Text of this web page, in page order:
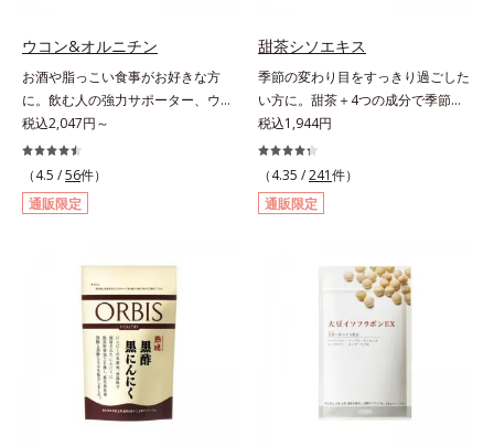
ることにより特有臭を軽減。粒も小
さくなっています。年齢を重ねても
ハツラツと歩きたい方、よくスポー
ツをする方にもおすすめです。ふし
ぶしが気になったら、軟骨成分に注
目し、毎日に摂り入れて快適に過ご
してみませんか。
ウコン&オルニチン
お酒や脂っこい食事がお好きな方
に。飲む人の強力サポーター、ウコ
ンの中でも特有成分「クルクミン」
を豊富に含む秋ウコンを使用しまし
た。2粒で60mｇも摂れるので、翌
日も朝からさわやかに活動できま
す。さらに、ウコンと並んで飲む人
「オルニチン」を配合しました。し
じみ約200個分*相当のオルニチン
が、アルギニン、シトルリンととも
に働いて、内側からの立ち直りをし
っかりサポートします。お酒や脂っ
こい食事をした翌日の体調を整えた
い方におすすめのサプリメントで
す。＊オルビス調べ
税込2,047円～
（4.5 /56件）
通販限定
甜茶シソエキス
季節の変わり目をすっきり過ごした
い方に。甜茶＋4つの成分で季節に
負けない健康づくりを。GODポリ
フェノールを含むバラ科の甜茶に加
え、3種の植物成分（シソ種子エキ
ス、シジュウムグァバエキス、黄杞
葉エキス）とビタミンEを配合しま
作用。眠くなることもないので、仕
事はもちろん車を運転するときにも
大丈夫。いつでも気軽に摂れます。
気になる不快感に直接アプローチし
開けるのがコワイ」「ティッシュと
マスクが手放せない」「買い物に行
税込1,944円
（4.35 /241件）
通販限定